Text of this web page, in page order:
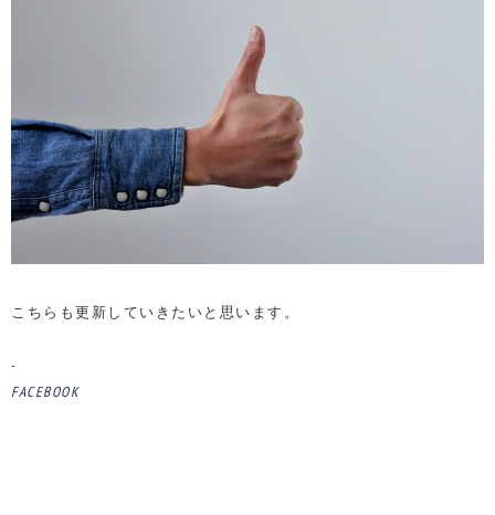
こちらも更新していきたいと思います。
-
FACEBOOK